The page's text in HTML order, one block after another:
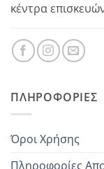
κέντρα
ΠΛΗΡΟΦΟΡΊΕΣ
Όροι Χρήσης
Πληροφορίες